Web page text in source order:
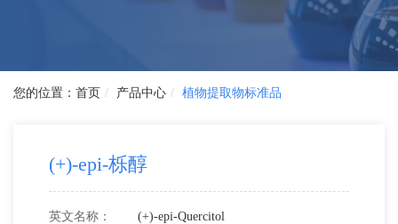
首页 产品中心 植物提取物标准品
(+)-epi-栎醇
英文名称： (+)-epi-Quercitol